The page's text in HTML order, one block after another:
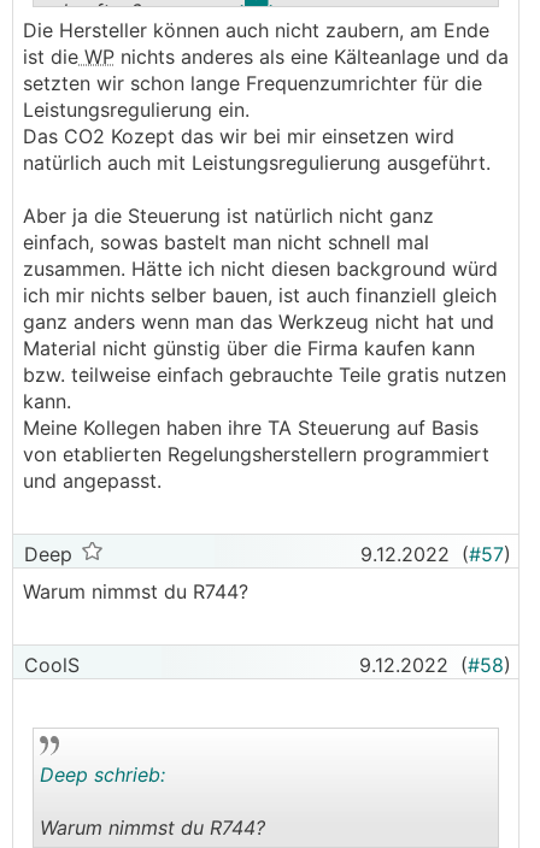
gekauften?
Besonders die Ansteuerung einer Modulierenden
WPscheint mir nicht ganz so trivial das man so
etwas mal an einen Wochenende programmiert
Liegt die Hauptentwicklung der Wärmepumpen
z.B. eher bei Copeland oder Nibe?
Die Hersteller können auch nicht zaubern, am Ende
ist die WP nichts anderes als eine Kälteanlage und da
setzten wir schon lange Frequenzumrichter für die
Leistungsregulierung ein.
Das CO2 Kozept das wir bei mir einsetzen wird
natürlich auch mit Leistungsregulierung ausgeführt.
Aber ja die Steuerung ist natürlich nicht ganz
einfach, sowas bastelt man nicht schnell mal
zusammen. Hätte ich nicht diesen background würd
ich mir nichts selber bauen, ist auch finanziell gleich
ganz anders wenn man das Werkzeug nicht hat und
Material nicht günstig über die Firma kaufen kann
bzw. teilweise einfach gebrauchte Teile gratis nutzen
kann.
Meine Kollegen haben ihre TA Steuerung auf Basis
von etablierten Regelungsherstellern programmiert
und angepasst.
Deep 9.12.2022 (#57)
Warum nimmst du R744?
CoolS 9.12.2022 (#58)
Deep schrieb:
Warum nimmst du R744?